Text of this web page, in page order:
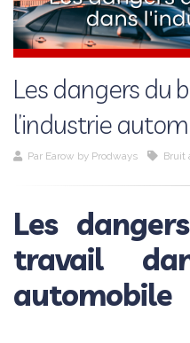
Les dangers du
l’industrie
Par Earow by Prodways Bruit
Les
travail
automobile